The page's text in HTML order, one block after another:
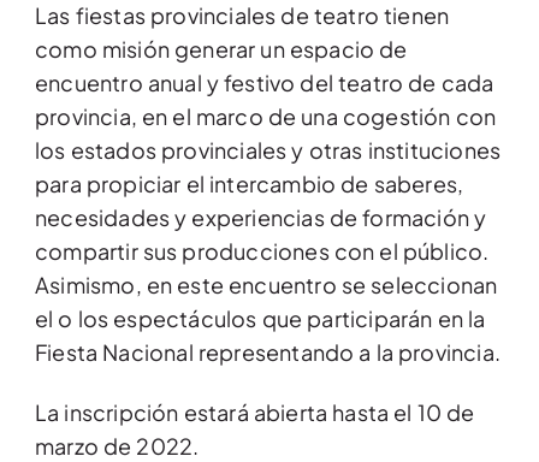
Las fiestas provinciales de teatro tienen
como misión generar un espacio de
encuentro anual y festivo del teatro de cada
provincia, en el marco de una cogestión con
los estados provinciales y otras instituciones
para propiciar el intercambio de saberes,
necesidades y experiencias de formación y
compartir sus producciones con el público.
Asimismo, en este encuentro se seleccionan
el o los espectáculos que participarán en la
Fiesta Nacional representando a la provincia.
La inscripción estará abierta hasta el 10 de
marzo de 2022.